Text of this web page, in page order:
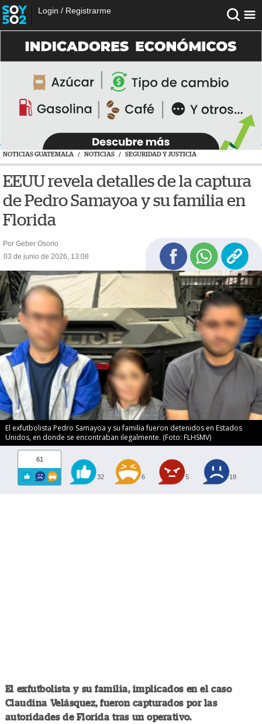
Login / Registrarme
NOTICIAS GUATEMALA / NOTICIAS / SEGURIDAD Y JUSTICIA
EEUU revela detalles de la captura
de Pedro Samayoa y su familia en
Florida
Por Geber Osorio
03 de junio de 2026, 13:08
El exfutbolista Pedro Samayoa y su familia fueron detenidos en Estados
Unidos, en donde se encontraban ilegalmente. (Foto: FLHSMV)
61
32 6 5 18
El exfutbolista y su familia, implicados en el caso
Claudina Velásquez, fueron capturados por las
autoridades de Florida tras un operativo.